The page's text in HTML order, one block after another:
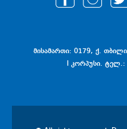
მისამართი: 0179, ქ.
I კორპუსი.